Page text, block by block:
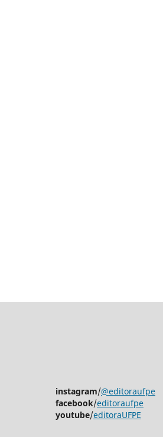
instagram/@editoraufpe
facebook/editoraufpe
youtube/editoraUFPE